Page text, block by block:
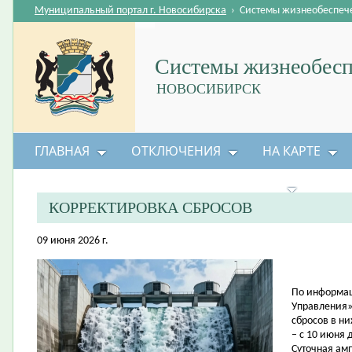
Системы
НОВОСИБИРСК
Муниципальный портал г. Новосибирска › Системы
ГЛАВНАЯ ОТКЛЮЧЕНИЯ НА КАРТЕ
КОРРЕКТИРОВКА СБРОСОВ
09 июня 2026 г.
По
сбросов в
– с 10 июня
Суточная